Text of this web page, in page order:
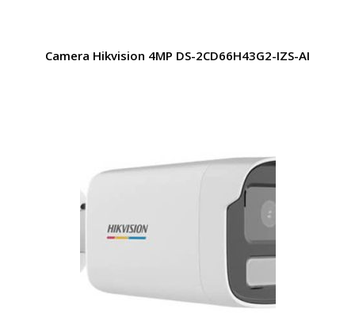
Camera Hikvision 4MP DS-2CD66H43G2-IZS-AI